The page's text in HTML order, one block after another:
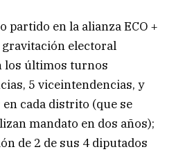
partido en la alianza ECO +
electoral
los últimos turnos
5 viceintendencias, y
en cada distrito (que se
mandato en dos años);
de 2 de sus 4 diputados